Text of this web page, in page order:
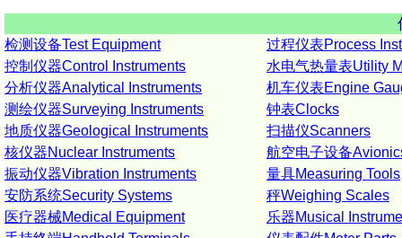
检测设备Test Equipment
控制仪器Control Instruments
分析仪器Analytical Instruments
测绘仪器Surveying Instruments
地质仪器Geological Instruments
核仪器Nuclear Instruments
振动仪器Vibration Instruments
安防系统Security Systems
医疗器械Medical Equipment
过程仪表Process
水电气热量表Utility
机车仪表Engine
钟表Clocks
扫描仪Scanners
航空电子设备
量具Measuring Tools
秤Weighing Scales
乐器Musical